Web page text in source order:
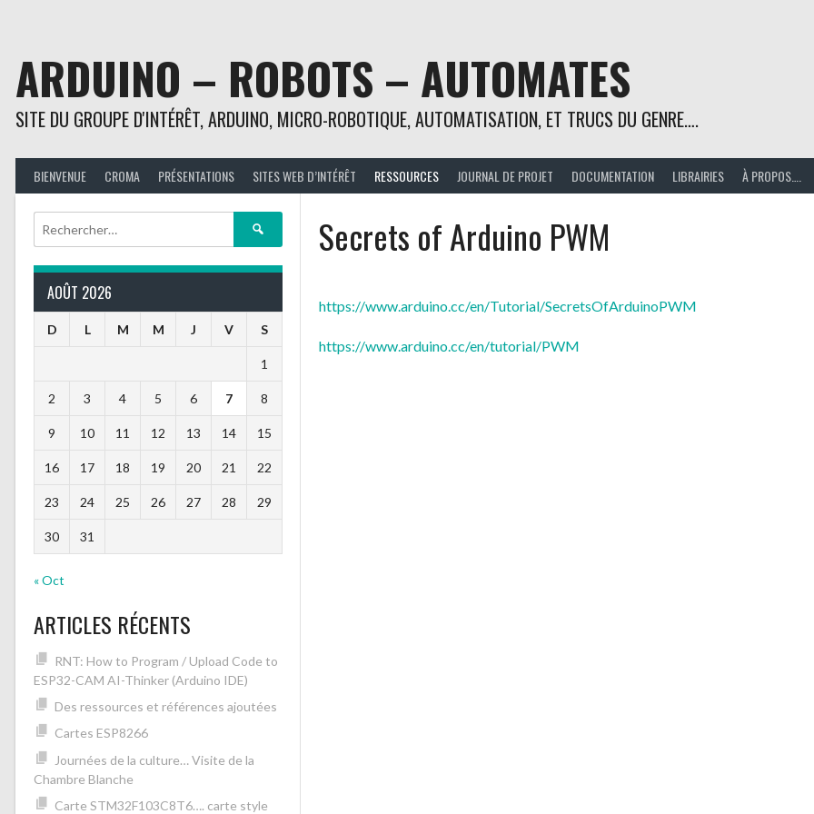
ARDUINO – ROBOTS – AUTOMATES
SITE DU GROUPE D'INTÉRÊT, ARDUINO, MICRO-ROBOTIQUE, AUTOMATISATION, ET TRUCS DU GENRE….
BIENVENUE CROMA PRÉSENTATIONS SITES WEB D’INTÉRÊT RESSOURCES JOURNAL DE PROJET DOCUMENTATION LIBRAIRIES À PROPOS….
Secrets of Arduino PWM
https://www.arduino.cc/en/Tutorial/SecretsOfArduinoPWM
https://www.arduino.cc/en/tutorial/PWM
Rechercher :
AOÛT 2026
D L M M J V S
1
2 3 4 5 6 7 8
9 10 11 12 13 14 15
16 17 18 19 20 21 22
23 24 25 26 27 28 29
30 31
« Oct
ARTICLES RÉCENTS
RNT: How to Program / Upload Code to
ESP32-CAM AI-Thinker (Arduino IDE)
Des ressources et références ajoutées
Cartes ESP8266
Journées de la culture… Visite de la
Chambre Blanche
Carte STM32F103C8T6…. carte style